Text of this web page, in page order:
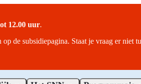
12.00 uur.
de subsidiepagina. Staat je vraag er niet